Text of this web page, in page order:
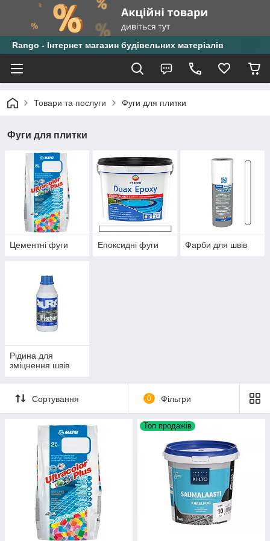
Rango - Інтернет магазин будівельних матеріалів
Товари та послуги Фуги для плитки
Фуги для плитки
Цементні фуги Епоксидні фуги Фарби для швів
Рідина для
зміцнення швів
Сортування 0 Фільтри
Топ продажів